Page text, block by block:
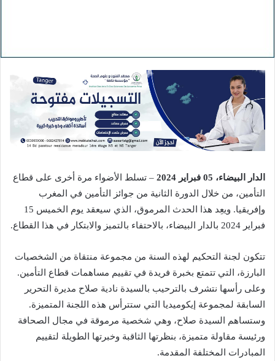
الدار البيضاء، 05 فبراير 2024
– تسلط الأضواء مرة أخرى على قطاع
التأمين، من خلال الدورة الثانية من جوائز التأمين في المغرب
وإفريقيا. ويعِد هذا الحدث المرموق، الذي سيعقد يوم الخميس 15
فبراير 2024 بالدار البيضاء، بالاحتفاء بالتميز والابتكار في هذا القطاع.
تتكون لجنة التحكيم لهذه السنة من مجموعة منتقاة من الشخصيات
البارزة، التي تتمتع بخبرة فريدة في تقييم مساهمات قطاع التأمين.
وعلى رأسها نتشرف بالترحيب بالسيدة نادية صلاح مديرة التحرير
السابقة لمجموعة إيكوميديا التي ستترأس هذه اللجنة المتميزة.
وستساهم السيدة صلاح، وهي شخصية مرموقة في مجال الصحافة
ورئيسة مقاولة متميزة، بنظرتها الثاقبة وخبرتها الطويلة لتقييم
المبادرات المختلفة المقدمة.